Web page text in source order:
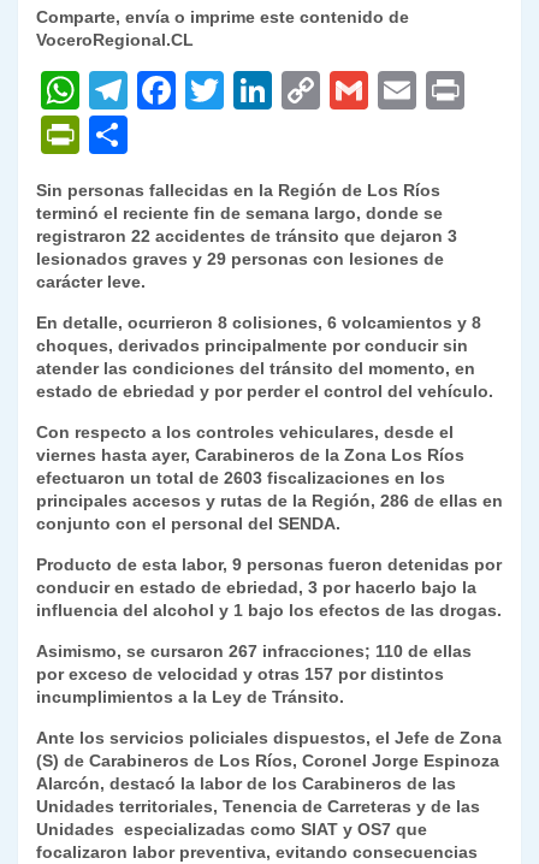
Comparte, envía o imprime este contenido de
VoceroRegional.CL
W
h
at
s
A
p
p
T
gr
a
m
F
e
b
o
o
k
T
er
Li
e
dI
C
y
Li
k
G
l
E
l
P
nt
Fr
ie
n
dl
y
o
m
p
ar
tir
Sin personas fallecidas en la Región de Los Ríos
terminó el reciente fin de semana largo, donde se
registraron 22 accidentes de tránsito que dejaron 3
lesionados graves y 29 personas con lesiones de
carácter leve.
En detalle, ocurrieron 8 colisiones, 6 volcamientos y 8
choques, derivados principalmente por conducir sin
atender las condiciones del tránsito del momento, en
estado de ebriedad y por perder el control del vehículo.
Con respecto a los controles vehiculares, desde el
viernes hasta ayer, Carabineros de la Zona Los Ríos
efectuaron un total de 2603 fiscalizaciones en los
principales accesos y rutas de la Región, 286 de ellas en
conjunto con el personal del SENDA.
Producto de esta labor, 9 personas fueron detenidas por
conducir en estado de ebriedad, 3 por hacerlo bajo la
influencia del alcohol y 1 bajo los efectos de las drogas.
Asimismo, se cursaron 267 infracciones; 110 de ellas
por exceso de velocidad y otras 157 por distintos
incumplimientos a la Ley de Tránsito.
Ante los servicios policiales dispuestos, el Jefe de Zona
(S) de Carabineros de Los Ríos, Coronel Jorge Espinoza
Alarcón, destacó la labor de los Carabineros de las
Unidades territoriales, Tenencia de Carreteras y de las
Unidades especializadas como SIAT y OS7 que
focalizaron labor preventiva, evitando consecuencias